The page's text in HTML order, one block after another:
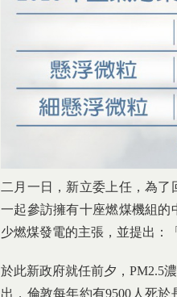
二月一日，新立委上任，為
一起參訪擁有十座燃煤機組
少燃煤發電的主張，並提出：
於此新政府就任前夕，PM2.5
出，倫敦每年約有9500人死